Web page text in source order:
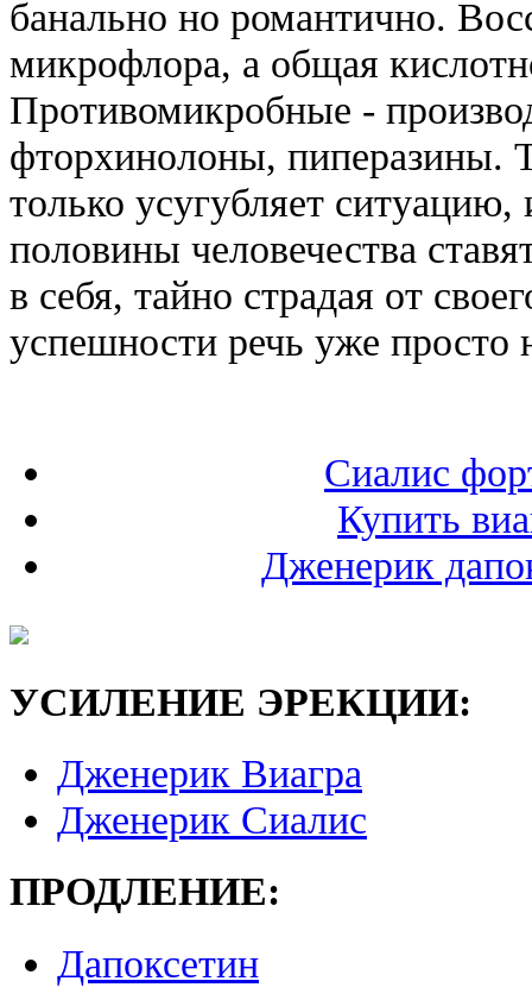
банально но романтично.
микрофлора, а общая
Противомикробные -
фторхинолоны, пиперазины.
только усугубляет
половины человечества
в себя, тайно страдая от
успешности речь уже
Сиалис
Купить
Дженерик
УСИЛЕНИЕ ЭРЕКЦИИ:
Дженерик Виагра
Дженерик Сиалис
ПРОДЛЕНИЕ:
Дапоксетин